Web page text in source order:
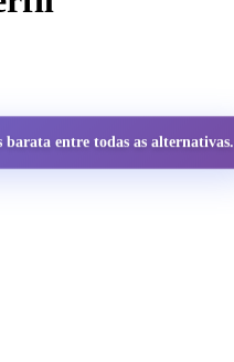
entre todas as alternativas.